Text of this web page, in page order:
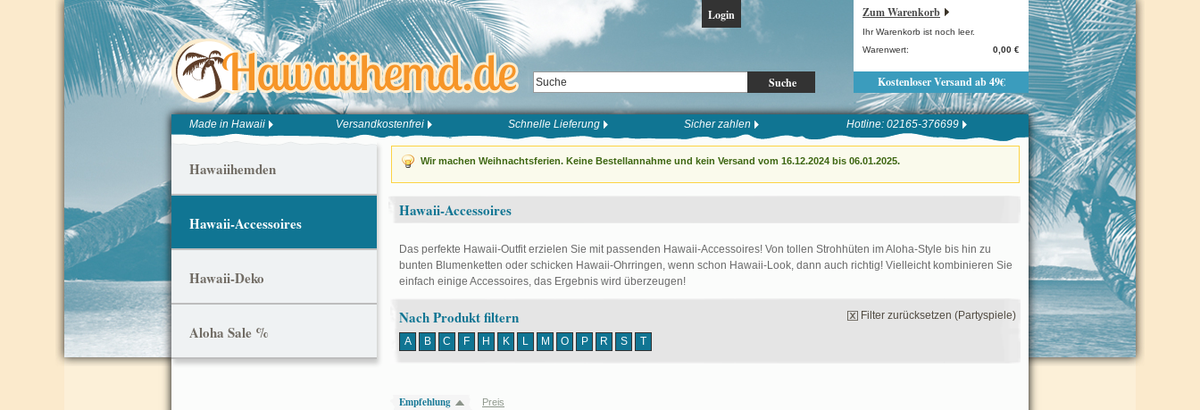
Suche
Login Zum Warenkorb
Ihr Warenkorb ist noch leer.
Warenwert:
0,00 €
Kostenloser Versand ab 49€
Made in Hawaii Versandkostenfrei Schnelle Lieferung Sicher zahlen Hotline: 02165-376699
Wir machen Weihnachtsferien. Keine Bestellannahme und kein Versand vom 16.12.2024 bis 06.01.2025.
Hawaii-Accessoires
Das perfekte Hawaii-Outfit erzielen Sie mit passenden Hawaii-Accessoires! Von tollen Strohhüten im Aloha-Style bis hin zu
bunten Blumenketten oder schicken Hawaii-Ohrringen, wenn schon Hawaii-Look, dann auch richtig! Vielleicht kombinieren Sie
einfach einige Accessoires, das Ergebnis wird überzeugen!
Nach Produkt filtern
A B C F H K L M O P R S T
Filter zurücksetzen (Partyspiele)
Empfehlung Preis
Hawaiihemden
Hawaii-Accessoires
Hawaii-Deko
Aloha Sale %